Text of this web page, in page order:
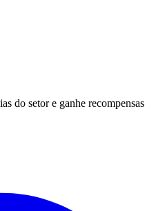
do setor e ganhe recompensas